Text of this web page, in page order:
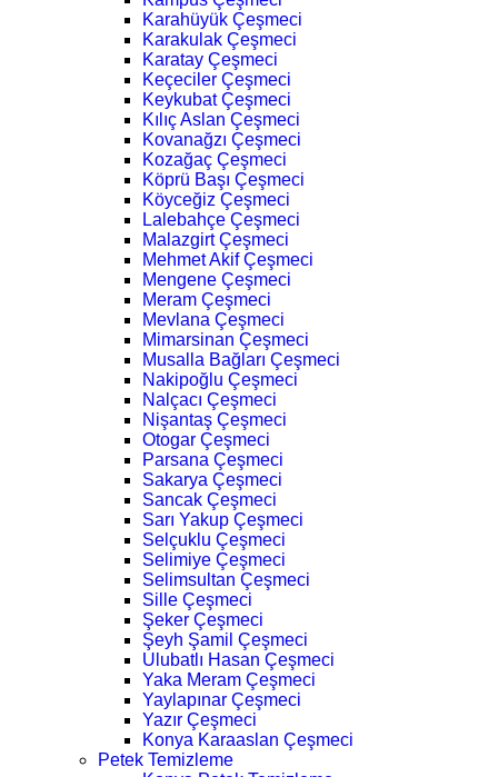
Karahüyük Çeşmeci
Karakulak Çeşmeci
Karatay Çeşmeci
Keçeciler Çeşmeci
Keykubat Çeşmeci
Kılıç Aslan Çeşmeci
Kovanağzı Çeşmeci
Kozağaç Çeşmeci
Köprü Başı Çeşmeci
Köyceğiz Çeşmeci
Lalebahçe Çeşmeci
Malazgirt Çeşmeci
Mehmet Akif Çeşmeci
Mengene Çeşmeci
Meram Çeşmeci
Mevlana Çeşmeci
Mimarsinan Çeşmeci
Musalla Bağları Çeşmeci
Nakipoğlu Çeşmeci
Nalçacı Çeşmeci
Nişantaş Çeşmeci
Otogar Çeşmeci
Parsana Çeşmeci
Sakarya Çeşmeci
Sancak Çeşmeci
Sarı Yakup Çeşmeci
Selçuklu Çeşmeci
Selimiye Çeşmeci
Selimsultan Çeşmeci
Sille Çeşmeci
Şeker Çeşmeci
Şeyh Şamil Çeşmeci
Ulubatlı Hasan Çeşmeci
Yaka Meram Çeşmeci
Yaylapınar Çeşmeci
Yazır Çeşmeci
Konya Karaaslan Çeşmeci
Petek Temizleme